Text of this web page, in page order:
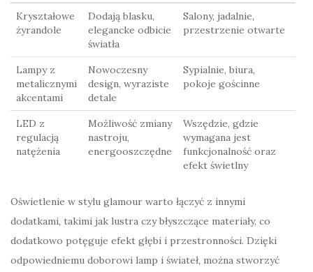
Kryształowe
żyrandole
Dodają blasku,
elegancke odbicie
światła
Salony, jadalnie,
przestrzenie otwarte
Lampy z
metalicznymi
akcentami
Nowoczesny
design, wyraziste
detale
Sypialnie, biura,
pokoje gościnne
LED z
regulacją
natężenia
Możliwość zmiany
nastroju,
energooszczędne
Wszędzie, gdzie
wymagana jest
funkcjonalność oraz
efekt świetlny
Oświetlenie w stylu glamour warto łączyć z innymi
dodatkami, takimi jak lustra czy błyszczące materiały, co
dodatkowo potęguje efekt głębi i przestronności. Dzięki
odpowiedniemu doborowi lamp i świateł, można stworzyć